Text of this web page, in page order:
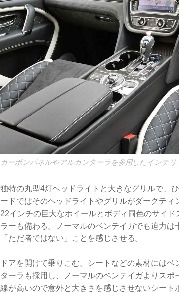
カーボンパネルやアルカンターラを多用したインテ
独特の丸型4灯ヘッドライトと大きなグリルで、
ードではそのヘッドライトやグリルがダークテ
22インチの巨大なホイールとボディ同色のサイ
ラーも備わる。ノーマルのベンテイガでも迫力
「ただ者ではない」ことを感じさせる。
ドアを開けて乗りこむ。シートなどの素材には
ターラも採用し、ノーマルのベンテイガよりス
線が高いので意外と大きさを感じさせないシー